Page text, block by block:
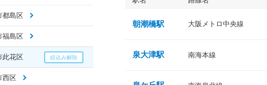
都島区
福島区
此花区
西区
朝潮橋駅 大阪メトロ中央線
泉大津駅 南海本線